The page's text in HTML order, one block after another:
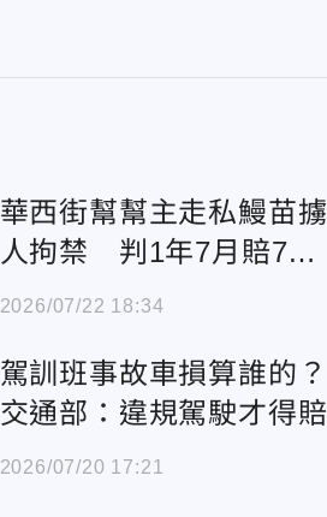
華西街幫幫主走私鰻苗擄
人拘禁 判1年7月賠712
萬
2026/07/22 18:34
駕訓班事故車損算誰的？
交通部：違規駕駛才得賠
2026/07/20 17:21